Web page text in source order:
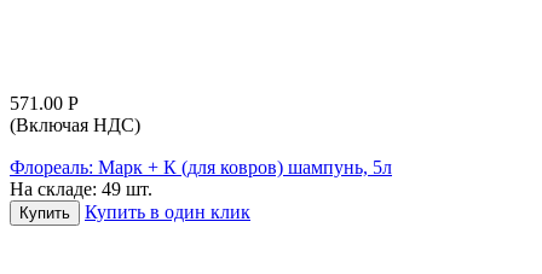
571.00 Р
(Включая НДС)
Флореаль: Марк + К (для ковров) шампунь, 5л
На складе: 49 шт.
Купить Купить в один клик